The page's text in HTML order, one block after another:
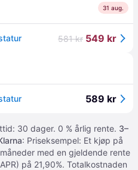
31 aug.
581 kr 549 kr
589 kr
30 dager. 0 % årlig rente. 3–
: Priseksempel: Et kjøp på
med en gjeldende rente
på 21,90%. Totalkostnaden